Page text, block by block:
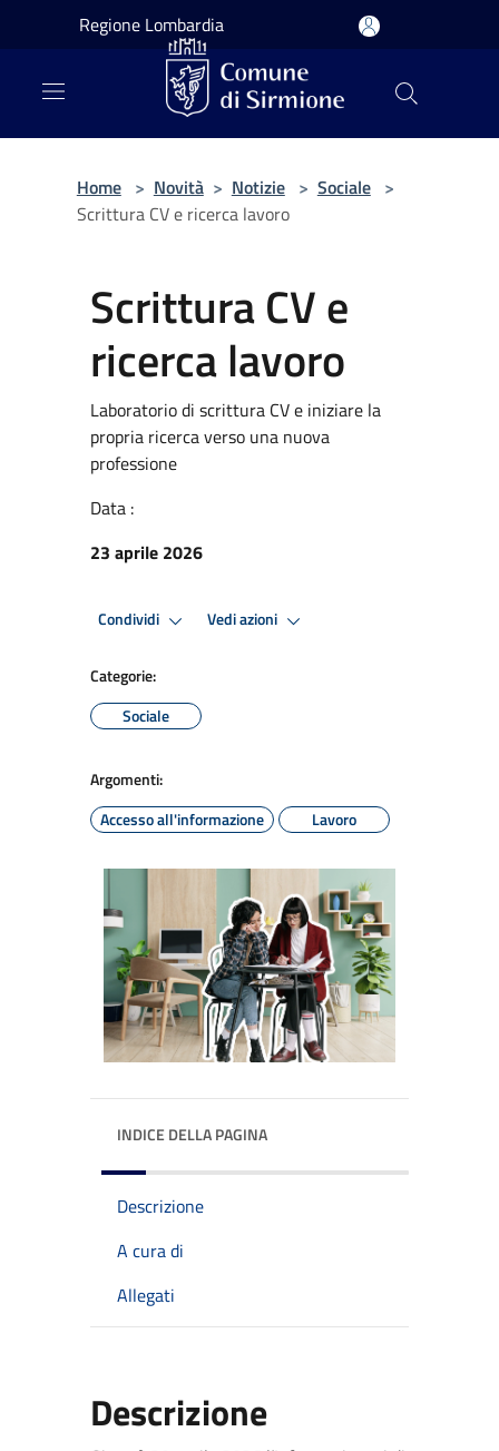
Salta al contenuto principale
Regione Lombardia
Home > Novità > Notizie > Sociale >
Scrittura CV e ricerca lavoro
Scrittura CV e
ricerca lavoro
Laboratorio di scrittura CV e iniziare la
propria ricerca verso una nuova
professione
Data :
23 aprile 2026
Condividi Vedi azioni
Categorie:
Sociale
Argomenti:
Accesso all'informazione
Lavoro
INDICE DELLA PAGINA
Descrizione
A cura di
Allegati
Descrizione